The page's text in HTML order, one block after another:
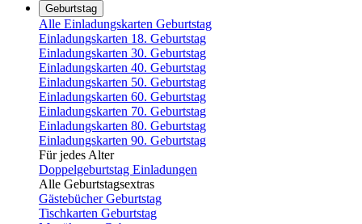
Geburtstag
Alle Einladungskarten Geburtstag
Einladungskarten 18. Geburtstag
Einladungskarten 30. Geburtstag
Einladungskarten 40. Geburtstag
Einladungskarten 50. Geburtstag
Einladungskarten 60. Geburtstag
Einladungskarten 70. Geburtstag
Einladungskarten 80. Geburtstag
Einladungskarten 90. Geburtstag
Für jedes Alter
Doppelgeburtstag Einladungen
Alle Geburtstagsextras
Gästebücher Geburtstag
Tischkarten Geburtstag